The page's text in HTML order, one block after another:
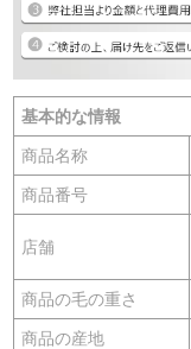
基本的な情報
商品名称
商品番号
店舗
商品の毛の重さ
商品の産地